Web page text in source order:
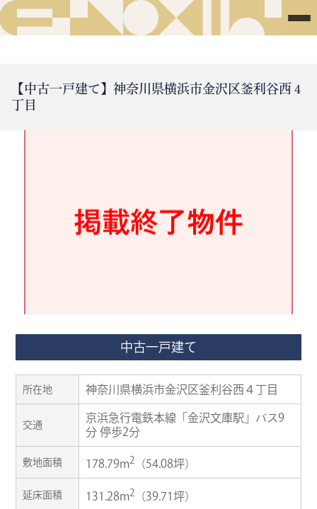
【中古一戸建て】神奈川県横浜市金沢区釜利谷西４
丁目
中古一戸建て
所在地 神奈川県横浜市金沢区釜利谷西４丁目
交通
京浜急行電鉄本線「金沢文庫駅」バス9
分 停歩2分
敷地面積 178.79m2 （54.08坪）
延床面積 131.28m2 （39.71坪）